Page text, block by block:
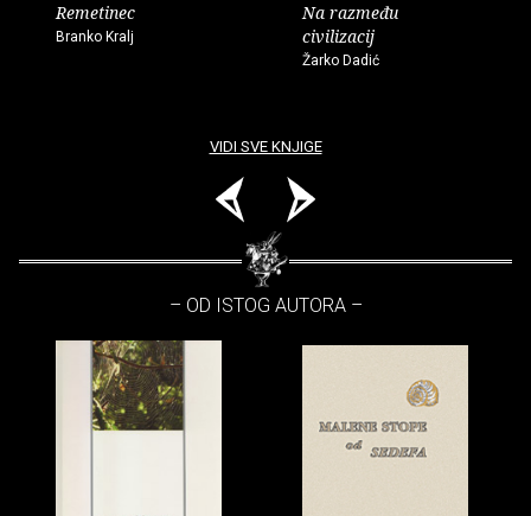
Remetinec
Branko Kralj
Na razmeđu
civilizacij
Žarko Dadić
VIDI SVE KNJIGE
– OD ISTOG AUTORA –